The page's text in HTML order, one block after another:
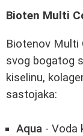
Bioten Multi
Biotenov Multi
svog bogatog
kiselinu,
sastojaka:
Aqua - Voda